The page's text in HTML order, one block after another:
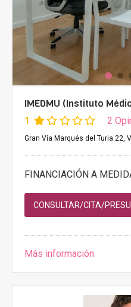
IMEDMU (Instituto
1 2
Gran Vía Marqués del Turia 22,
FINANCIACIÓN A
CONSULTAR/CITA/
Más información